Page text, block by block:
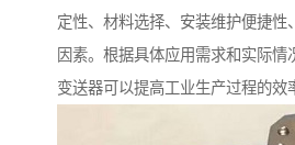
定性、材料选择、安装维护便捷性
因素。根据具体应用需求和实际情
变送器可以提高工业生产过程的效